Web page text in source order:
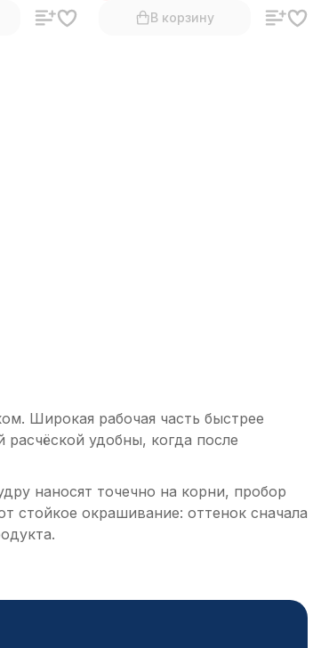
В корзину
Широкая рабочая часть быстрее
удобны, когда после
наносят точечно на корни, пробор
стойкое окрашивание: оттенок сначала